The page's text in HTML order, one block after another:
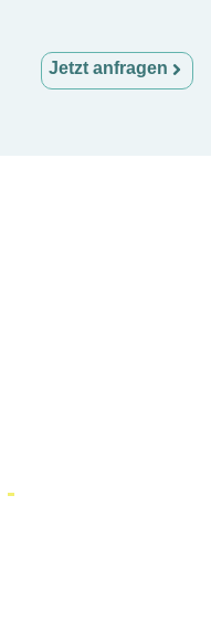
Jetzt anfragen